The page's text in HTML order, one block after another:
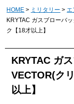
HOME ミリタリー
エ
KRYTAC ガスブローバ
ク【18才以上】
KRYTAC ガ
VECTOR(ク
以上】